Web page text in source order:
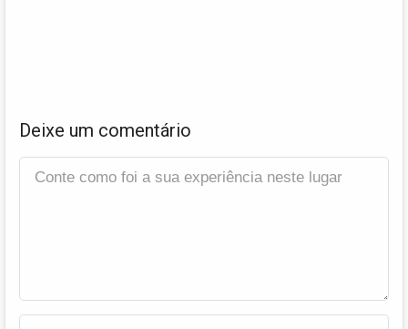
Deixe um comentário